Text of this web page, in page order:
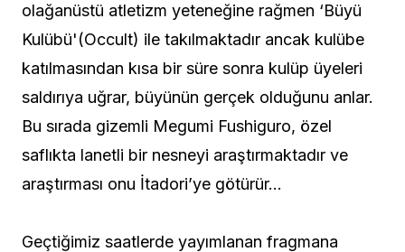
olağanüstü atletizm yeteneğine rağmen ‘Büyü
Kulübü'(Occult) ile takılmaktadır ancak kulübe
katılmasından kısa bir süre sonra kulüp üyeleri
saldırıya uğrar, büyünün gerçek olduğunu anlar.
Bu sırada gizemli Megumi Fushiguro, özel
saflıkta lanetli bir nesneyi araştırmaktadır ve
araştırması onu İtadori’ye götürür…
Geçtiğimiz saatlerde yayımlanan fragmana